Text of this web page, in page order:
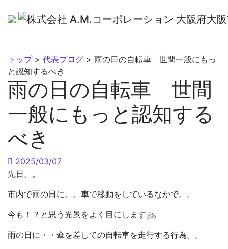
トップ> 代表ブログ > 雨の日の自転車 世間一般にもっ
と認知するべき
雨の日の自転車 世間
一般にもっと認知する
べき
2025/03/07
先日。。
市内で雨の日に。。車で移動をしているなかで。。
今も！？と思う光景をよく目にします🚲
雨の日に・・傘を差しての自転車を走行する行為。。